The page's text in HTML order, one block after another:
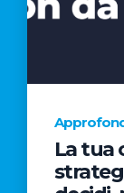
La tua